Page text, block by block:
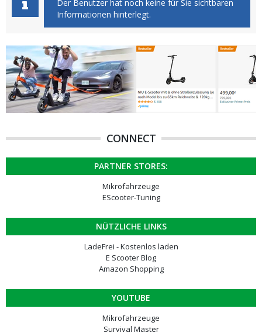
Der Benutzer hat noch keine für Sie sichtbaren
Informationen hinterlegt.
CONNECT
PARTNER STORES:
Mikrofahrzeuge
EScooter-Tuning
NÜTZLICHE LINKS
LadeFrei - Kostenlos laden
E Scooter Blog
Amazon Shopping
YOUTUBE
Mikrofahrzeuge
Survival Master